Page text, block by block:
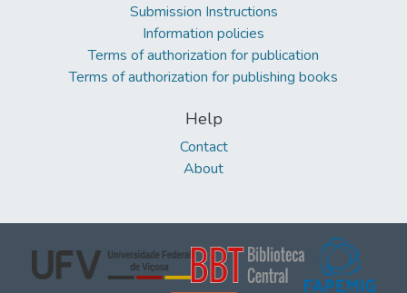
Submission Instructions
Information policies
Terms of authorization for publication
Terms of authorization for publishing books
Help
Contact
About